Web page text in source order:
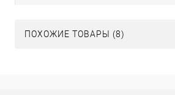
ПОХОЖИЕ ТОВАРЫ (8)